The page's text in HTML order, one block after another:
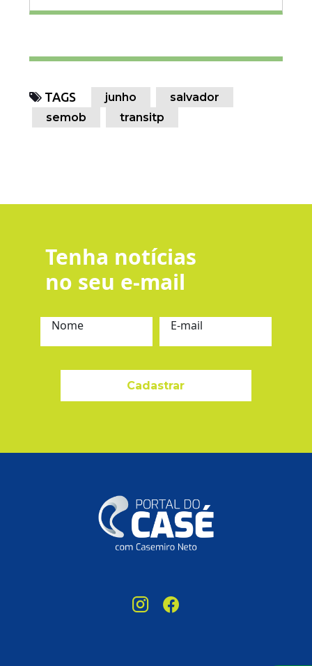
TAGS junho
salvador
semob
transitp
Tenha notícias
no seu e-mail
Nome E-mail
Cadastrar